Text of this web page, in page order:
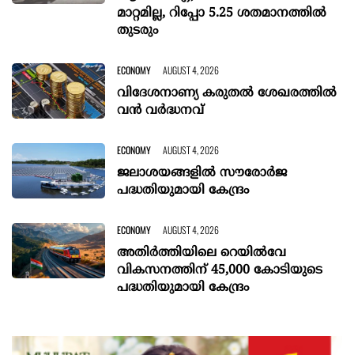
മാറ്റമില്ല, റിപ്പോ 5.25 ശതമാനത്തിൽ
തുടരും
ECONOMY AUGUST 4, 2026
വിദേശനാണ്യ കരുതല്‍ ശേഖരത്തില്‍
വന്‍ വര്‍ദ്ധനവ്
ECONOMY AUGUST 4, 2026
ജലാശയങ്ങളില്‍ സൗരോര്‍ജ
പദ്ധതിയുമായി കേന്ദ്രം
ECONOMY AUGUST 4, 2026
അതിർത്തിയിലെ റെയിൽവേ
വികസനത്തിന് 45,000 കോടിയുടെ
പദ്ധതിയുമായി കേന്ദ്രം